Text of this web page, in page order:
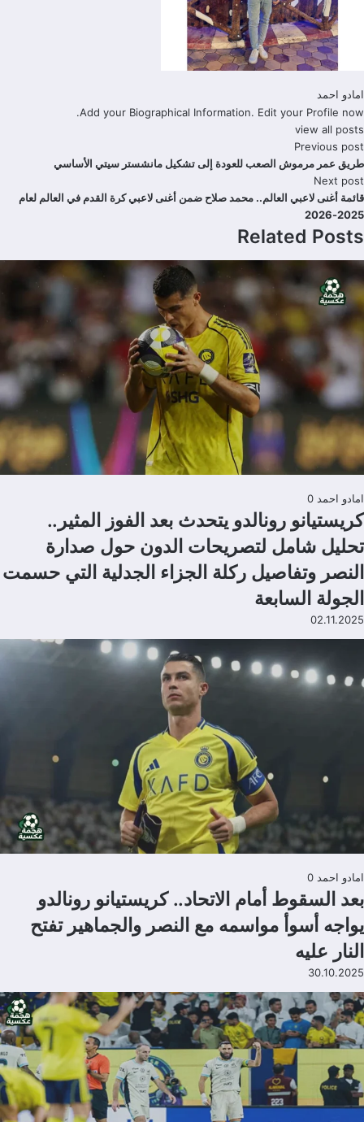
امادو احمد
Add your Biographical Information. Edit your Profile now.
view all posts
Previous post
طريق عمر مرموش الصعب للعودة إلى تشكيل مانشستر سيتي الأساسي
Next post
قائمة أغنى لاعبي العالم.. محمد صلاح ضمن أغنى لاعبي كرة القدم في العالم لعام
2025-2026
Related Posts
امادو احمد 0
كريستيانو رونالدو يتحدث بعد الفوز المثير..
تحليل شامل لتصريحات الدون حول صدارة
النصر وتفاصيل ركلة الجزاء الجدلية التي حسمت
الجولة السابعة
02.11.2025
امادو احمد 0
بعد السقوط أمام الاتحاد.. كريستيانو رونالدو
يواجه أسوأ مواسمه مع النصر والجماهير تفتح
النار عليه
30.10.2025